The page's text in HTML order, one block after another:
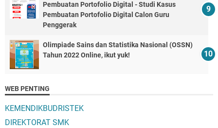
Pembuatan Portofolio Digital - Studi Kasus
Pembuatan Portofolio Digital Calon Guru
Penggerak
Olimpiade Sains dan Statistika Nasional (OSSN)
Tahun 2022 Online, ikut yuk!
WEB PENTING
KEMENDIKBUDRISTEK
DIREKTORAT SMK